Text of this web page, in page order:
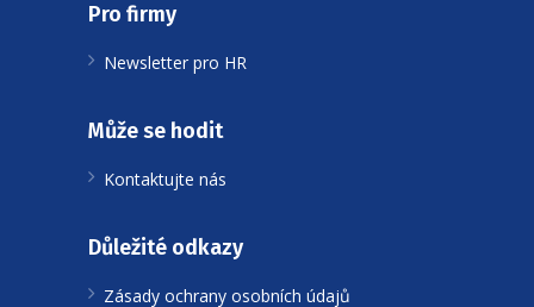
Pro firmy
Newsletter pro HR
Může se hodit
Kontaktujte nás
Důležité odkazy
Zásady ochrany osobních údajů